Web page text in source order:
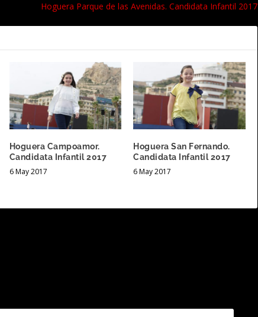
Hoguera Parque de las Avenidas. Candidata Infantil 2017
Hoguera Campoamor.
Candidata Infantil 2017
6 May 2017
Hoguera San Fernando.
Candidata Infantil 2017
6 May 2017